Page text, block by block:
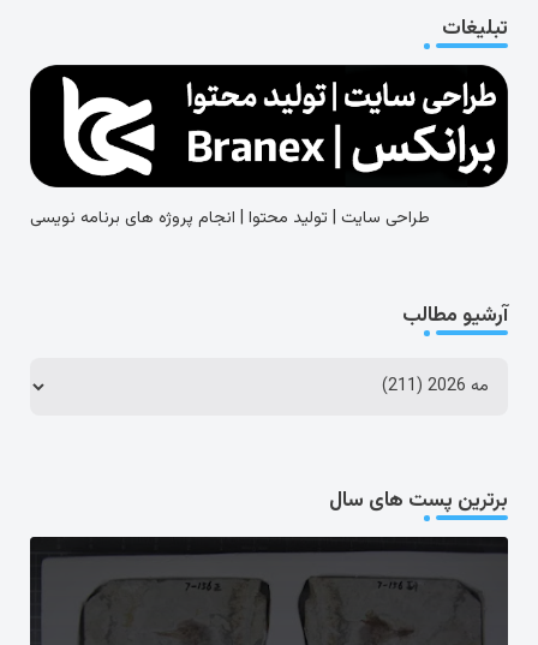
تبلیغات
طراحی سایت | تولید محتوا | انجام پروژه های برنامه نویسی
آرشیو مطالب
برترین پست های سال